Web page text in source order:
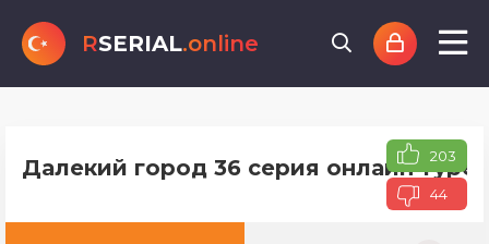
RSERIAL.online
Далекий город 36 серия онлайн 203
44